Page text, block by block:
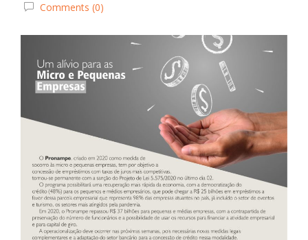
Comments (0)